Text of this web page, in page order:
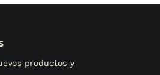
productos y